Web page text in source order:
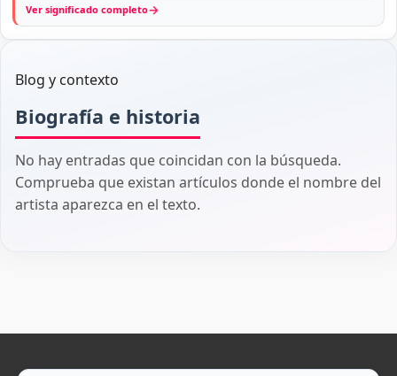
Ver significado completo→
Blog y contexto
Biografía e historia
No hay entradas que coincidan con la búsqueda.
Comprueba que existan artículos donde el nombre del
artista aparezca en el texto.